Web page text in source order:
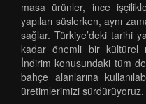
masa ürünler, ince
yapıları süslerken, aynı
sağlar. Türkiye’deki tarihi
kadar önemli bir kültürel
İndirim konusundaki tüm
bahçe alanlarına
üretimlerimizi sürdürüyoruz.